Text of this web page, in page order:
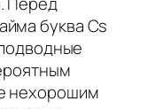
буква Cs
нехорошим